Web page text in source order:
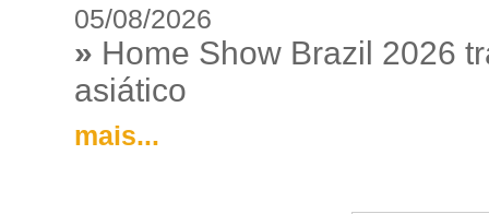
05/08/2026
» Home Show Brazil 2026
asiático
mais...